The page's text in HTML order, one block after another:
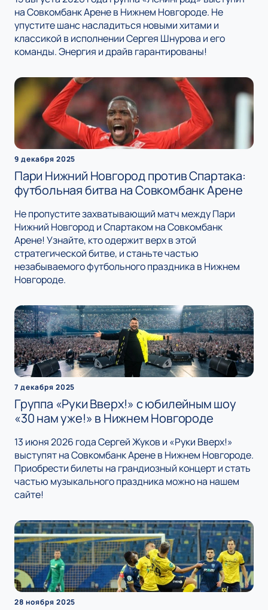
на Совкомбанк Арене в Нижнем Новгороде. Не
упустите шанс насладиться новыми хитами и
классикой в исполнении Сергея Шнурова и его
команды. Энергия и драйв гарантированы!
9 декабря 2025
Пари Нижний Новгород против Спартака:
футбольная битва на Совкомбанк Арене
Не пропустите захватывающий матч между Пари
Нижний Новгород и Спартаком на Совкомбанк
Арене! Узнайте, кто одержит верх в этой
стратегической битве, и станьте частью
незабываемого футбольного праздника в Нижнем
Новгороде.
7 декабря 2025
Группа «Руки Вверх!» с юбилейным шоу
«30 нам уже!» в Нижнем Новгороде
13 июня 2026 года Сергей Жуков и «Руки Вверх!»
выступят на Совкомбанк Арене в Нижнем Новгороде.
Приобрести билеты на грандиозный концерт и стать
частью музыкального праздника можно на нашем
сайте!
28 ноября 2025